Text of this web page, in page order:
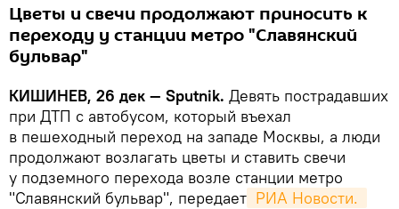
Цветы и свечи продолжают приносить к
переходу у станции метро "Славянский
бульвар"
КИШИНЕВ, 26 дек — Sputnik. Девять пострадавших
при ДТП с автобусом, который въехал
в пешеходный переход на западе Москвы, а люди
продолжают возлагать цветы и ставить свечи
у подземного перехода возле станции метро
"Славянский бульвар", передает РИА Новости.